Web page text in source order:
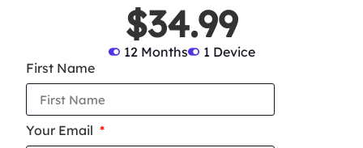
$34.99
12 Months
1 Device
First Name
Your Email